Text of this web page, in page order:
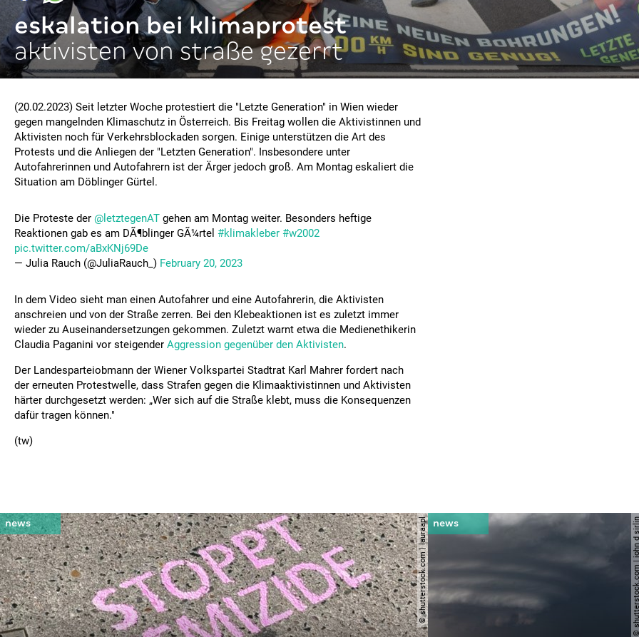
eskalation bei klimaprotest
aktivisten von straße gezerrt
(20.02.2023) Seit letzter Woche protestiert die "Letzte Generation" in Wien wieder
gegen mangelnden Klimaschutz in Österreich. Bis Freitag wollen die Aktivistinnen und
Aktivisten noch für Verkehrsblockaden sorgen. Einige unterstützen die Art des
Protests und die Anliegen der "Letzten Generation". Insbesondere unter
Autofahrerinnen und Autofahrern ist der Ärger jedoch groß. Am Montag eskaliert die
Situation am Döblinger Gürtel.
Die Proteste der @letztegenAT gehen am Montag weiter. Besonders heftige
Reaktionen gab es am DÃ¶blinger GÃ¼rtel #klimakleber #w2002
pic.twitter.com/aBxKNj69De
— Julia Rauch (@JuliaRauch_) February 20, 2023
In dem Video sieht man einen Autofahrer und eine Autofahrerin, die Aktivisten
anschreien und von der Straße zerren. Bei den Klebeaktionen ist es zuletzt immer
wieder zu Auseinandersetzungen gekommen. Zuletzt warnt etwa die Medienethikerin
Claudia Paganini vor steigender Aggression gegenüber den Aktivisten.
Der Landesparteiobmann der Wiener Volkspartei Stadtrat Karl Mahrer fordert nach
der erneuten Protestwelle, dass Strafen gegen die Klimaaktivistinnen und Aktivisten
härter durchgesetzt werden: „Wer sich auf die Straße klebt, muss die Konsequenzen
dafür tragen können."
(tw)
© shutterstock.com | lauraapl ©